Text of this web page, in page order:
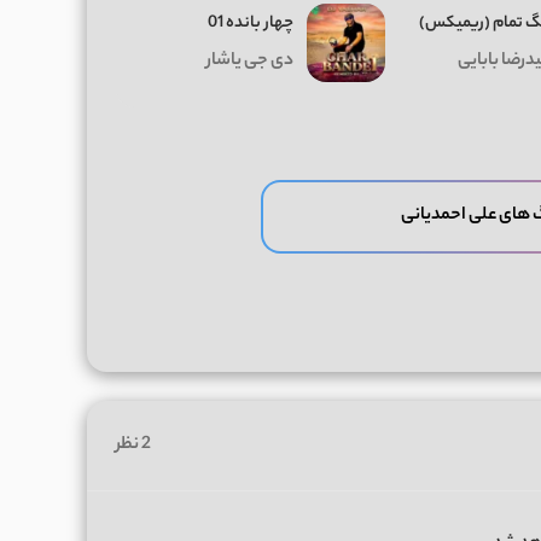
تمام (ریمیکس)
بابایی
چهار بانده 01
دی جی یاشار
های علی احمدیانی
2 نظر